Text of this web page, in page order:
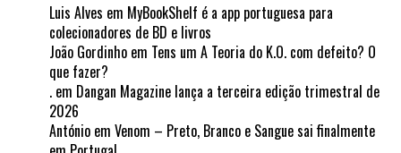
Luis Alves em MyBookShelf é a app portuguesa para
colecionadores de BD e livros
João Gordinho em Tens um A Teoria do K.O. com defeito? O
que fazer?
. em Dangan Magazine lança a terceira edição trimestral de
2026
António em Venom – Preto, Branco e Sangue sai finalmente